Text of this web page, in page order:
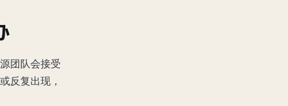
团队会接受
反复出现，